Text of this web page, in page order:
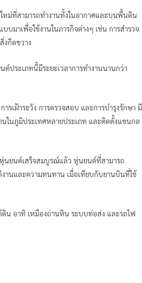
ม่ที่สามารถทำงานทั้งในอากาศและบนพื้นดิน
มาเพื่อใช้งานในภารกิจต่างๆ เช่น การสำรวจ
งกีดขวาง
ระเภทนี้มีระยะเวลาการทำงานนานกว่า
รเฝ้าระวัง การตรวจสอบ และการบำรุงรักษา มี
ในภูมิประเทศหลายประเภท และติดตั้งแขนกล
นยนต์เสร็จสมบูรณ์แล้ว หุ่นยนต์ที่สามารถ
านและความทนทาน เมื่อเทียบกับยานบินที่ใช้
ดิน อาทิ เหมืองถ่านหิน ระบบท่อส่ง และรถไฟ